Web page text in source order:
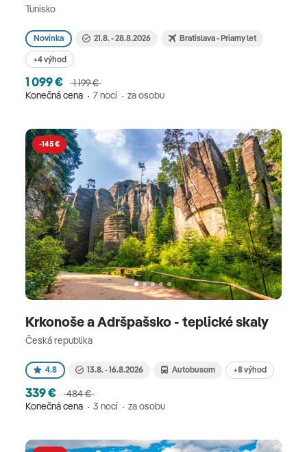
Tunisko
Novinka 21.8. - 28.8.2026 Bratislava - Priamy let
+4 výhod
1 099 €
1 199 €
Konečná cena
7 nocí za osobu
-145 €
Krkonoše a Adršpašsko - teplické skaly
Česká republika
4.8 13.8. - 16.8.2026 Autobusom +8 výhod
339 €
484 €
Konečná cena
3 nocí za osobu